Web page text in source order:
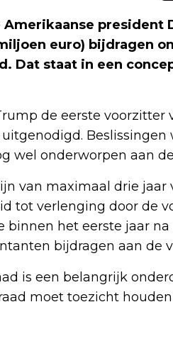
Amerikaanse
euro) bijdragen
Dat staat in een
de eerste voorzitter
wel onderworpen aan
van maximaal drie
tot verlenging door de
binnen het eerste jaar
bijdragen aan de
is een belangrijk
moet toezicht